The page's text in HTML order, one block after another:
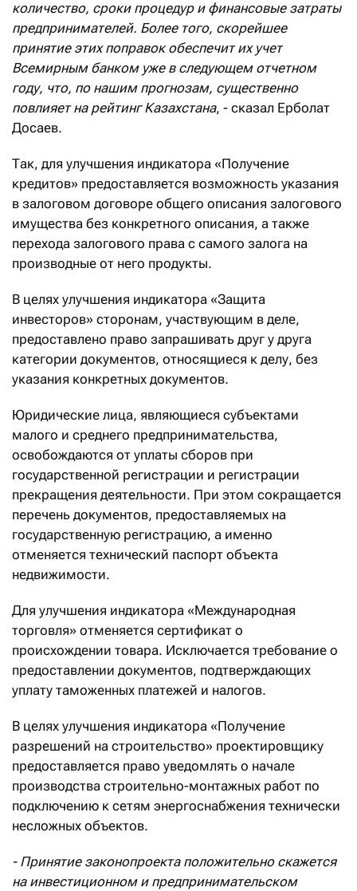
количество, сроки процедур и финансовые затраты
предпринимателей. Более того, скорейшее
принятие этих поправок обеспечит их учет
Всемирным банком уже в следующем отчетном
году, что, по нашим прогнозам, существенно
повлияет на рейтинг Казахстана, - сказал Ерболат
Досаев.
Так, для улучшения индикатора «Получение
кредитов» предоставляется возможность указания
в залоговом договоре общего описания залогового
имущества без конкретного описания, а также
перехода залогового права с самого залога на
производные от него продукты.
В целях улучшения индикатора «Защита
инвесторов» сторонам, участвующим в деле,
предоставлено право запрашивать друг у друга
категории документов, относящиеся к делу, без
указания конкретных документов.
Юридические лица, являющиеся субъектами
малого и среднего предпринимательства,
освобождаются от уплаты сборов при
государственной регистрации и регистрации
прекращения деятельности. При этом сокращается
перечень документов, предоставляемых на
государственную регистрацию, а именно
отменяется технический паспорт объекта
недвижимости.
Для улучшения индикатора «Международная
торговля» отменяется сертификат о
происхождении товара. Исключается требование о
предоставлении документов, подтверждающих
уплату таможенных платежей и налогов.
В целях улучшения индикатора «Получение
разрешений на строительство» проектировщику
предоставляется право уведомлять о начале
производства строительно-монтажных работ по
подключению к сетям энергоснабжения технически
несложных объектов.
- Принятие законопроекта положительно скажется
на инвестиционном и предпринимательском